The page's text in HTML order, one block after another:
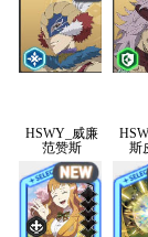
HSWY_威廉
范赞斯
斯